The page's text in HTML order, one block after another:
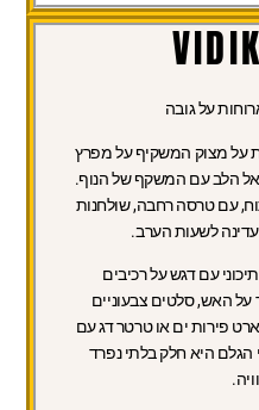
על גובה
על מצוק המשקיף על מפרץ
אל הלב עם המשקף של הנוף.
עם טרסה רחבה, שולחנות
עדינה לשעות הערב.
עם דגש על רכיבים
על האש, סלטים צבעוניים
פירות ים או טרטר דג עם
הגלם היא חלק בלתי נפרד